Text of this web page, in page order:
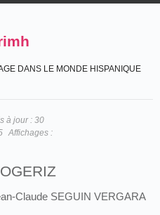
DANS LE MONDE HISPANIQUE
à jour : 30
Affichages :
Claude SEGUIN VERGARA